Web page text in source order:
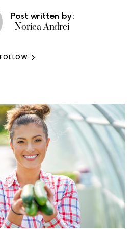
Post written by:
Norica Andrei
FOLLOW